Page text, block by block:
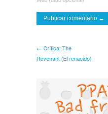
← Crítica: The
Revenant (El renacido)